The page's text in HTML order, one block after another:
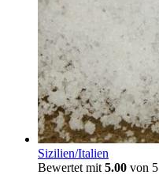
Sizilien/Italien
Bewertet mit 5.00 von 5